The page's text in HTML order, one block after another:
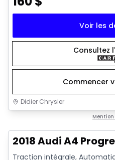
Voir les
Consultez
Commencer
Didier Chrysler
2018 Audi A4
Traction intégrale,